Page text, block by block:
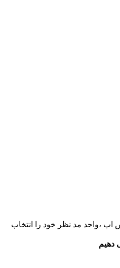
اپ ،واحد مد نظر خود را انتخاب
دهیم